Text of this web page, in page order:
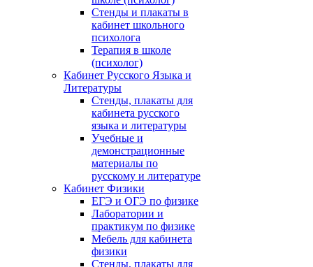
Стенды и плакаты в
кабинет школьного
психолога
Терапия в школе
(психолог)
Кабинет Русского Языка и
Литературы
Стенды, плакаты для
кабинета русского
языка и литературы
Учебные и
демонстрационные
материалы по
русскому и литературе
Кабинет Физики
ЕГЭ и ОГЭ по физике
Лаборатории и
практикум по физике
Мебель для кабинета
физики
Стенды, плакаты для